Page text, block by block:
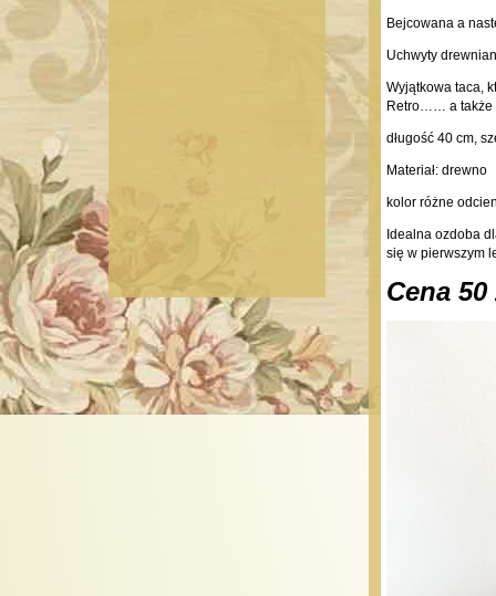
Bejcowana a
Uchwyty
Wyjątkowa taca,
Retro…… a także
długość 40 cm,
Materiał: drewno
kolor różne
Idealna ozdoba
się w pierwszym
Cena 50